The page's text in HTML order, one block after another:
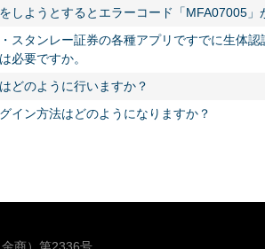
しようとするとエラーコード「MFA07005」
スタンレー証券の各種アプリですでに生体認
必要ですか。
どのように行いますか？
イン方法はどのようになりますか？